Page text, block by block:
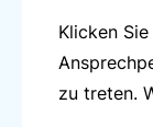
Klicken
zu treten.